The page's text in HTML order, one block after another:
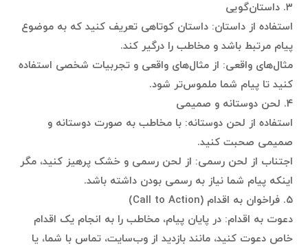
۳. داستان‌گویی
استفاده از داستان: داستان کوتاهی تعریف کنید که به موضوع
پیام مرتبط باشد و مخاطب را درگیر کند.
مثال‌های واقعی: از مثال‌های واقعی و تجربیات شخصی استفاده
کنید تا پیام شما ملموس‌تر شود.
۴. لحن دوستانه و صمیمی
استفاده از لحن دوستانه: با مخاطب به صورت دوستانه و
صمیمی صحبت کنید.
اجتناب از لحن رسمی: از لحن رسمی و خشک پرهیز کنید، مگر
اینکه پیام شما نیاز به رسمی بودن داشته باشد.
۵. فراخوان به اقدام (Call to Action)
دعوت به اقدام: در پایان پیام، مخاطب را به انجام یک اقدام
خاص دعوت کنید، مانند بازدید از وب‌سایت، تماس با شما، یا